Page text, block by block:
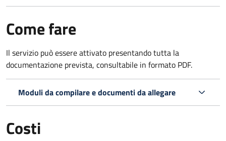
Come fare
Il servizio può essere attivato presentando tutta la
documentazione prevista, consultabile in formato PDF.
Moduli da compilare e documenti da allegare
Costi